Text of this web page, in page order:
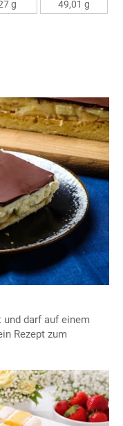
g 49,01 g
darf auf einem
Rezept zum